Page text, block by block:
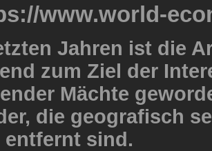
www.world-
Jahren ist die
zum Ziel der
Mächte
die geografisch
entfernt sind.